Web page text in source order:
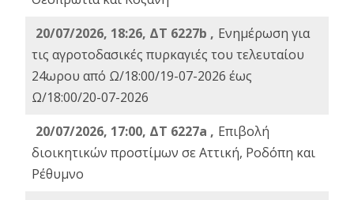
20/07/2026, 18:26, ΔΤ 6227b , Ενημέρωση για
τις αγροτοδασικές πυρκαγιές του τελευταίου
24ωρου από Ω/18:00/19-07-2026 έως
Ω/18:00/20-07-2026
20/07/2026, 17:00, ΔΤ 6227a , Επιβολή
διοικητικών προστίμων σε Αττική, Ροδόπη και
Ρέθυμνο